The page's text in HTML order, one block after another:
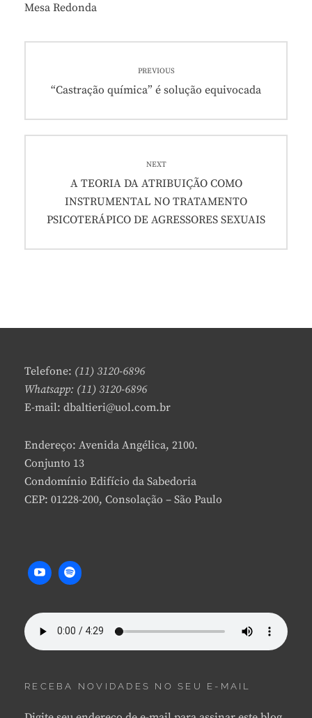
Mesa Redonda
Post
PREVIOUS
Previous
“Castração química” é solução equivocada
NEXT
Next
post:
A TEORIA DA ATRIBUIÇÃO COMO
INSTRUMENTAL NO TRATAMENTO
PSICOTERÁPICO DE AGRESSORES SEXUAIS
Telefone: (11) 3120-6896
Whatsapp: (11) 3120-6896
E-mail: dbaltieri@uol.com.br
Endereço: Avenida Angélica, 2100.
Conjunto 13
Condomínio Edifício da Sabedoria
CEP: 01228-200, Consolação – São Paulo
RECEBA NOVIDADES NO SEU E-MAIL